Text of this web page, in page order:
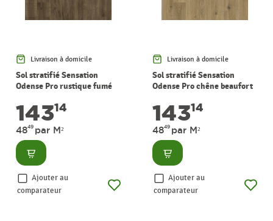
Livraison à domicile
Sol stratifié Sensation
Odense Pro rustique fumé
14314
4849 par M²
Consulter
Ajouter au
comparateur
Livraison à domicile
Sol stratifié Sensation
Odense Pro chêne beaufort
14314
4849 par M²
Consulter
Ajouter au
comparateur